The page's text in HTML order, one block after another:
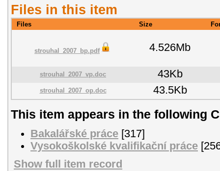
Files in this item
Files Size
strouhal_2007_bp.pdf 4.526Mb
strouhal_2007_vp.doc 43Kb
strouhal_2007_op.doc 43.5Kb
This item appears in the following
Bakalářské práce [317]
Vysokoškolské kvalifikační práce
Show full item record